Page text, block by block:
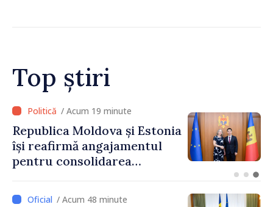
Top știri
/ Acum 13 minute
Poliția îndeamnă șoferii să
respecte regulile de
circulație în contextul
perioada concediilor
/ Acum 48 minute